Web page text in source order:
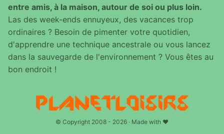
entre amis, à la maison, autour de soi ou plus loin.
Las des week-ends ennuyeux, des vacances trop
ordinaires ? Besoin de pimenter votre quotidien,
d'apprendre une technique ancestrale ou vous lancez
dans la sauvegarde de l'environnement ? Vous êtes au
bon endroit !
© Copyright 2008 - 2026 · Made with ♥